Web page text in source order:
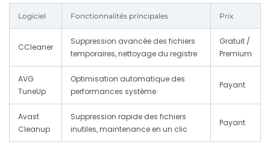
Logiciel Fonctionnalités principales Prix
CCleaner
Suppression avancée des fichiers
temporaires, nettoyage du registre
Gratuit /
Premium
AVG
TuneUp
Optimisation automatique des
performances système
Payant
Avast
Cleanup
Suppression rapide des fichiers
inutiles, maintenance en un clic
Payant